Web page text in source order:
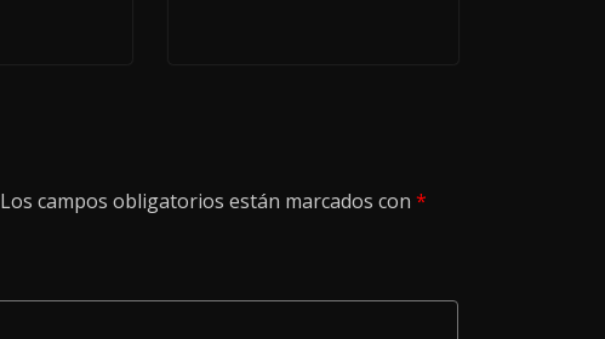
Los campos obligatorios están marcados con *